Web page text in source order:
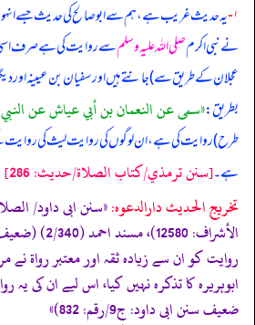
۱- یہ حدیث غریب ہے، ہم سے ابوصالح کی حدیث جسے
نے نبی اکرمصلی اللہ علیہ وسلمسے روایت کی ہے صرف
عجلان کے طریق سے) جانتے ہیں اور سفیان بن عیینہ اور
بطریق:«سمى عن النعمان بن أبي عياش عن
طرح) روایت کی ہے، ان لوگوں کی روایت لیث کی روایت کے
ہے۔[سنن ترمذي/كتاب الصلاة/حدیث: 286]
تخریج الحدیث دارالدعوہ:
الأشراف:
روایت کو ان سے زیادہ ثقہ اور معتبر رواة نے
ابوہریرہ کا تذکرہ نہیں کیا، اس لیے ان کی
ضعیف سنن ابی داود: ج9/رقم: 832)»